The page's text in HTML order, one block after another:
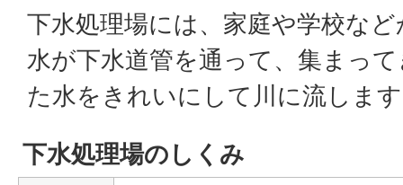
下水処理場には、家庭や学校な
水が下水道管を通って、集まっ
た水をきれいにして川に流しま
下水処理場のしくみ